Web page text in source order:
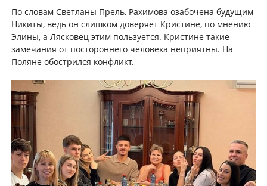
По словам Светланы Прель, Рахимова озабочена будущим
Никиты, ведь он слишком доверяет Кристине, по мнению
Элины, а Лясковец этим пользуется. Кристине такие
замечания от постороннего человека неприятны. На
Поляне обострился конфликт.